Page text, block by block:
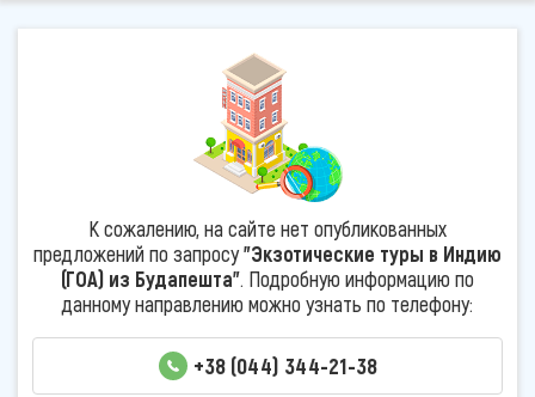
К сожалению, на сайте нет опубликованных
предложений по запросу"Экзотические туры в Индию
(ГОА) из Будапешта". Подробную информацию по
данному направлению можно узнать по телефону:
+38 (044) 344-21-38